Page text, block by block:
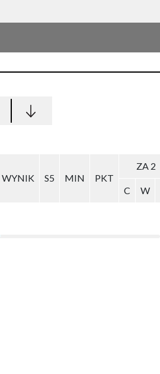
WYNIK S5 MIN PKT
ZA 2
C W
WYNIK S5 MIN PKT
ZA 2
C W